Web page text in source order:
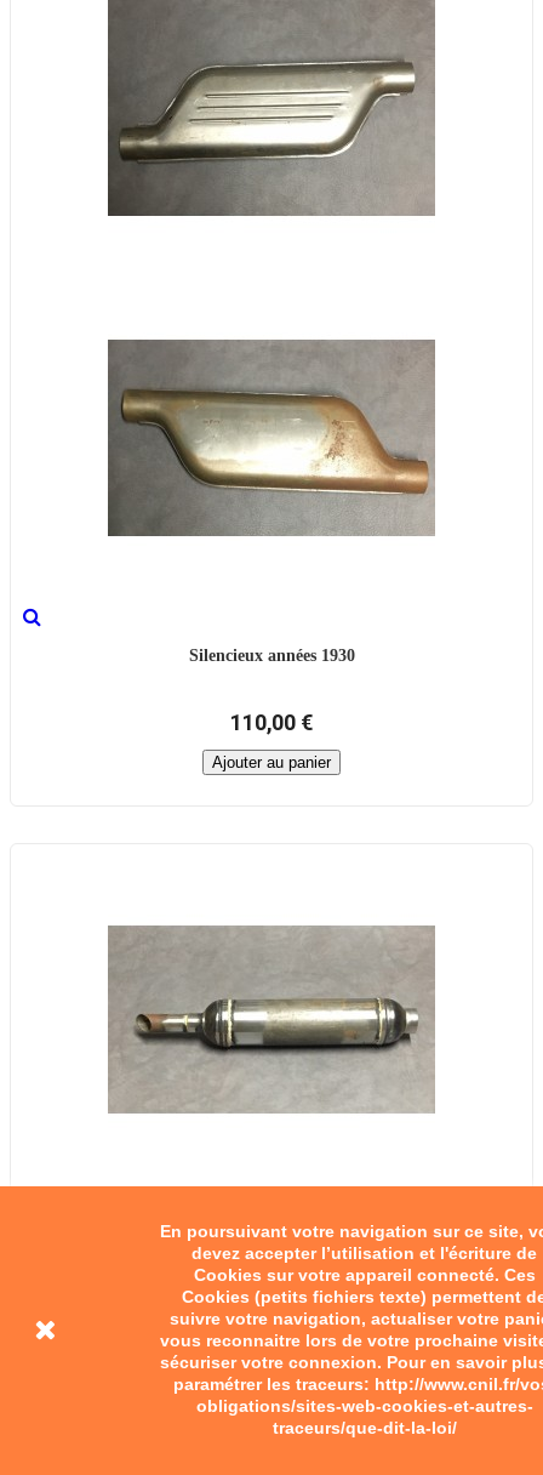
En poursuivant votre navigation sur ce site,
devez accepter l’utilisation et l'écriture de
Cookies sur votre appareil connecté. Ces
Cookies (petits fichiers texte) permettent
suivre votre navigation, actualiser votre
vous reconnaitre lors de votre prochaine
sécuriser votre connexion. Pour en savoir
paramétrer les traceurs: http://www.cnil.fr/
obligations/sites-web-cookies-et-autres-
traceurs/que-dit-la-loi/
Silencieux années 1930
110,00 €
Ajouter au panier